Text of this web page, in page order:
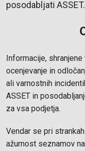
posodabljati ASSET.
Informacije,
ocenjevanje in
ali varnostnih
ASSET in
za vsa podjetja.
Vendar se pri
ažurnost seznamov